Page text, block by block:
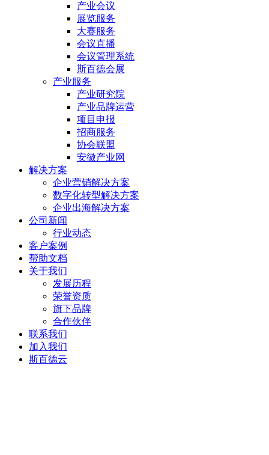
产业会议
展览服务
大赛服务
会议直播
会议管理系统
斯百德会展
产业服务
产业研究院
产业品牌运营
项目申报
招商服务
协会联盟
安徽产业网
解决方案
企业营销解决方案
数字化转型解决方案
企业出海解决方案
公司新闻
行业动态
客户案例
帮助文档
关于我们
发展历程
荣誉资质
旗下品牌
合作伙伴
联系我们
加入我们
斯百德云